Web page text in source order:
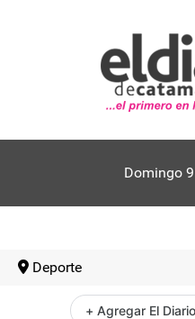
Domingo
Deporte
+ Agregar El